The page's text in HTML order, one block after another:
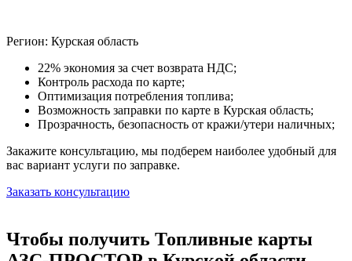
Регион: Курская область
22% экономия за счет возврата НДС;
Контроль расхода по карте;
Оптимизация потребления топлива;
Возможность заправки по карте в Курская область;
Прозрачность, безопасность от кражи/утери наличных;
Закажите консультацию, мы подберем наиболее удобный для
вас вариант услуги по заправке.
Заказать консультацию
Чтобы получить Топливные карты